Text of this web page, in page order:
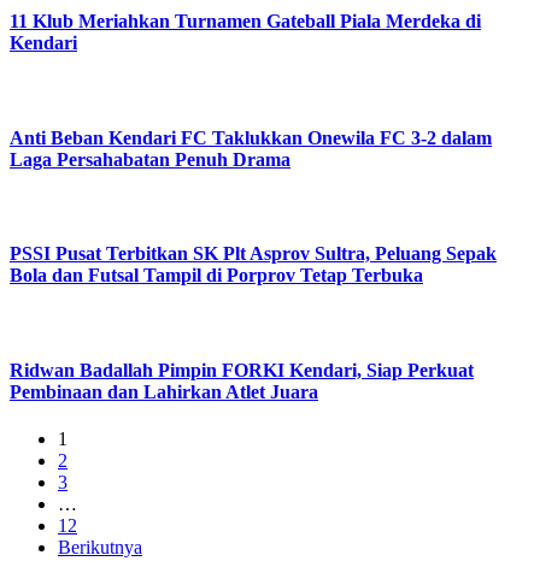
11 Klub Meriahkan Turnamen Gateball Piala Merdeka di
Kendari
Anti Beban Kendari FC Taklukkan Onewila FC 3-2 dalam
Laga Persahabatan Penuh Drama
PSSI Pusat Terbitkan SK Plt Asprov Sultra, Peluang Sepak
Bola dan Futsal Tampil di Porprov Tetap Terbuka
Ridwan Badallah Pimpin FORKI Kendari, Siap Perkuat
Pembinaan dan Lahirkan Atlet Juara
1
2
3
…
12
Berikutnya